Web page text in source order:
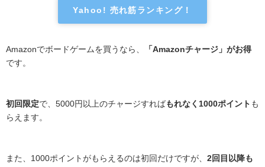
Yahoo! 売れ筋ランキング！
Amazonでボードゲームを買うなら、
「Amazonチャージ」がお得
です。
初回限定で、5000円以上のチャージすればもれなく1000ポイント も
らえます。
また、1000ポイントがもらえるのは初回だけですが、 2回目以降も